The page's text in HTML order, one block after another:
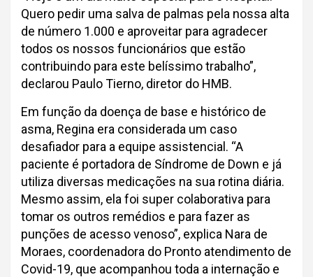
Quero pedir uma salva de palmas pela nossa alta
de número 1.000 e aproveitar para agradecer
todos os nossos funcionários que estão
contribuindo para este belíssimo trabalho”,
declarou Paulo Tierno, diretor do HMB.
Em função da doença de base e histórico de
asma, Regina era considerada um caso
desafiador para a equipe assistencial. “A
paciente é portadora de Síndrome de Down e já
utiliza diversas medicações na sua rotina diária.
Mesmo assim, ela foi super colaborativa para
tomar os outros remédios e para fazer as
punções de acesso venoso”, explica Nara de
Moraes, coordenadora do Pronto atendimento de
Covid-19, que acompanhou toda a internação e